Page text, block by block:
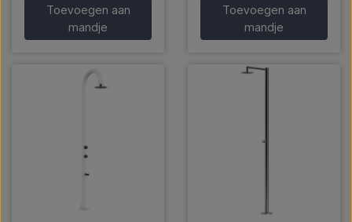
Toevoegen aan
mandje
Toevoegen aan
mandje